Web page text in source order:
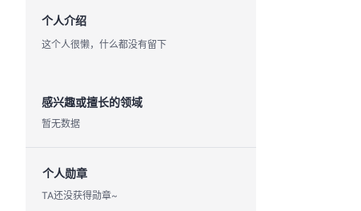
个人介绍
这个人很懒，什么都没有留下
感兴趣或擅长的领域
暂无数据
个人勋章
TA还没获得勋章~